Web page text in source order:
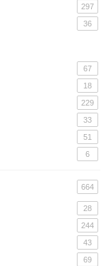
297
36
67
18
229
33
51
6
664
28
244
43
69